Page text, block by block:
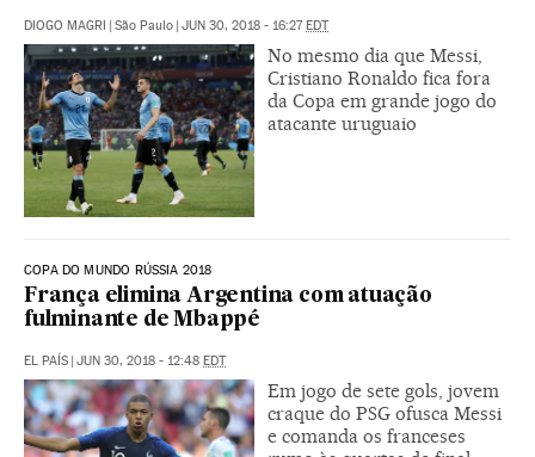
DIOGO MAGRI São Paulo JUN 30, 2018 - 16:27 EDT
No mesmo dia que Messi,
Cristiano Ronaldo fica fora
da Copa em grande jogo do
atacante uruguaio
COPA DO MUNDO RÚSSIA 2018
França elimina Argentina com atuação
fulminante de Mbappé
EL PAÍS JUN 30, 2018 - 12:48 EDT
Em jogo de sete gols, jovem
craque do PSG ofusca Messi
e comanda os franceses